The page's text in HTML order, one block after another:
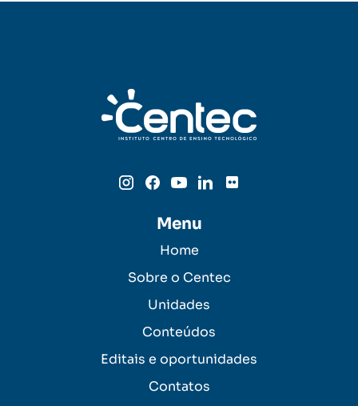
Menu
Home
Sobre o Centec
Unidades
Conteúdos
Editais e oportunidades
Contatos